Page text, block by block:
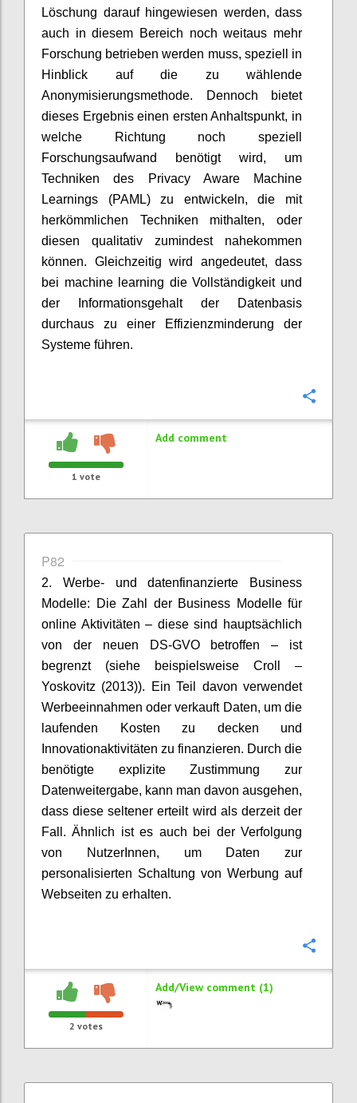
Löschung darauf hingewiesen werden, dass
auch in diesem Bereich noch weitaus mehr
Forschung betrieben werden muss, speziell in
Hinblick auf die zu wählende
Anonymisierungsmethode. Dennoch bietet
dieses Ergebnis einen ersten Anhaltspunkt, in
welche Richtung noch speziell
Forschungsaufwand benötigt wird, um
Techniken des Privacy Aware Machine
Learnings (PAML) zu entwickeln, die mit
herkömmlichen Techniken mithalten, oder
diesen qualitativ zumindest nahekommen
können. Gleichzeitig wird angedeutet, dass
bei machine learning die Vollständigkeit und
der Informationsgehalt der Datenbasis
durchaus zu einer Effizienzminderung der
Systeme führen.
1 vote
Add comment
P82
2. Werbe- und datenfinanzierte Business
Modelle: Die Zahl der Business Modelle für
online Aktivitäten – diese sind hauptsächlich
von der neuen DS-GVO betroffen – ist
begrenzt (siehe beispielsweise Croll –
Yoskovitz (2013)). Ein Teil davon verwendet
Werbeeinnahmen oder verkauft Daten, um die
laufenden Kosten zu decken und
Innovationaktivitäten zu finanzieren. Durch die
benötigte explizite Zustimmung zur
Datenweitergabe, kann man davon ausgehen,
dass diese seltener erteilt wird als derzeit der
Fall. Ähnlich ist es auch bei der Verfolgung
von NutzerInnen, um Daten zur
personalisierten Schaltung von Werbung auf
Webseiten zu erhalten.
2 votes
Add/View comment (1)